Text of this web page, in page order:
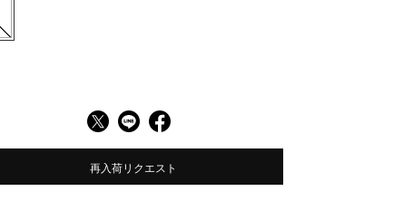
再入荷リクエスト